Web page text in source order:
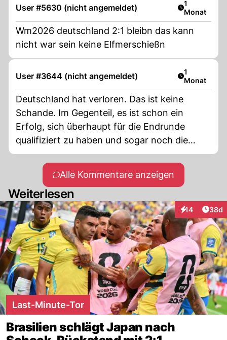
User #5630 (nicht angemeldet) Artikel
1
Monat
Wm2026 deutschland 2:1 bleibn das kann
nicht war sein keine Elfmerschießn
User #3644 (nicht angemeldet) Artikel
1
Monat
Deutschland hat verloren. Das ist keine
Schande. Im Gegenteil, es ist schon ein
Erfolg, sich überhaupt für die Endrunde
qualifiziert zu haben und sogar noch die
Gruppenphase überstanden zu haben.
Alle Kommentare anzeigen
Weiterlesen
14
Interaktionen
38d
Last-Minute-Tor
Brasilien schlägt Japan nach